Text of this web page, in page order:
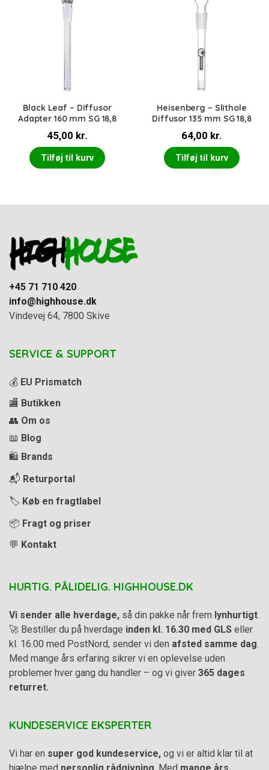
Black Leaf – Diffusor
Adapter 160 mm SG 18,8
45,00 kr.
Tilføj til kurv
Heisenberg – Slithole
Diffusor 135 mm SG 18,8
64,00 kr.
Tilføj til kurv
+45 71 710 420
info@highhouse.dk
Vindevej 64, 7800 Skive
SERVICE & SUPPORT
💰 EU Prismatch
🏬 Butikken
👥 Om os
📖 Blog
🛍️ Brands
📬 Returportal
🏷️ Køb en fragtlabel
📦 Fragt og priser
💬 Kontakt
HURTIG. PÅLIDELIG. HIGHHOUSE.DK
Vi sender alle hverdage, så din pakke når frem lynhurtigt
🚀 Bestiller du på hverdage inden kl. 16.30 med GLS eller
kl. 16.00 med PostNord, sender vi den afsted samme dag
Med mange års erfaring sikrer vi en oplevelse uden
problemer hver gang du handler – og vi giver 365 dages
returret.
KUNDESERVICE EKSPERTER
Vi har en super god kundeservice, og vi er altid klar til at
hjælpe med personlig rådgivning . Med mange års